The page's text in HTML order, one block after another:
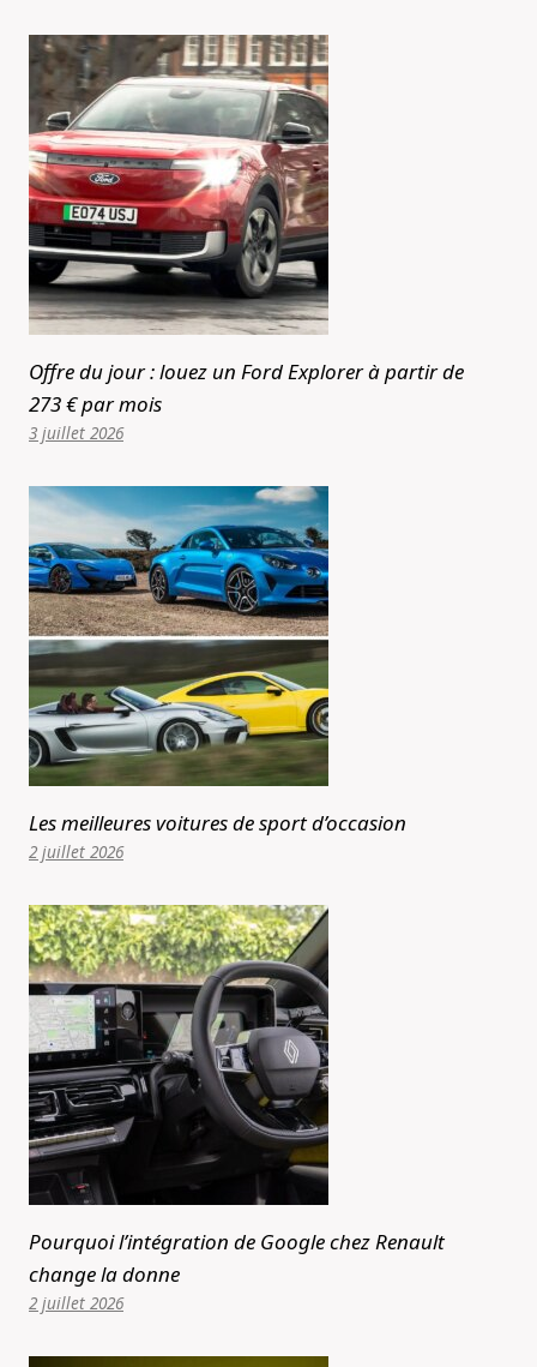
Offre du jour : louez un Ford Explorer à partir de
273 € par mois
3 juillet 2026
Les meilleures voitures de sport d’occasion
2 juillet 2026
Pourquoi l’intégration de Google chez Renault
change la donne
2 juillet 2026